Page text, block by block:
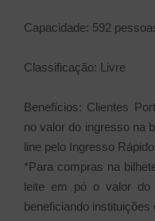
Capacidade: 592
Classificação: Livre
Benefícios: Clientes
no valor do ingresso na
line pelo Ingresso
*Para compras na
leite em pó o valor do
beneficiando